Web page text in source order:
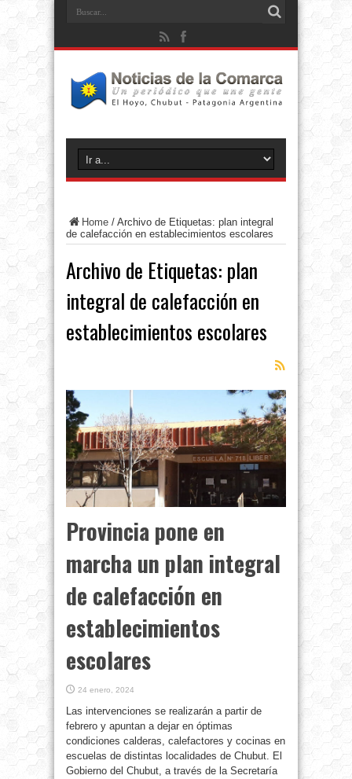
Home / Archivo de Etiquetas: plan integral
de calefacción en establecimientos escolares
Archivo de Etiquetas: plan
integral de calefacción en
establecimientos escolares
Provincia pone en
marcha un plan integral
de calefacción en
establecimientos
escolares
24 enero, 2024
Las intervenciones se realizarán a partir de
febrero y apuntan a dejar en óptimas
condiciones calderas, calefactores y cocinas en
escuelas de distintas localidades de Chubut. El
Gobierno del Chubut, a través de la Secretaría